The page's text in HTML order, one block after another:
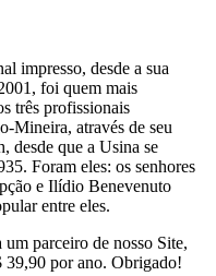
impresso, desde a sua
foi quem mais
três profissionais
Mineira, através de seu
desde que a Usina se
Foram eles: os senhores
e Ilídio Benevenuto
entre eles.
um parceiro de nosso Site,
39,90 por ano. Obrigado!